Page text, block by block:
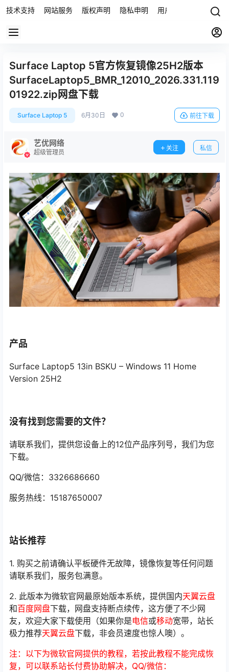
技术支持 网站服务 版权声明 隐私申明 用户协议 联系我们
Surface Laptop 5官方恢复镜像25H2版本
SurfaceLaptop5_BMR_12010_2026.331.119
01922.zip网盘下载
Surface Laptop 5 6月30日 0 前往下载
艺优网络
超级管理员
关注 私信
产品
Surface Laptop5 13in BSKU – Windows 11 Home
Version 25H2
没有找到您需要的文件？
请联系我们，提供您设备上的12位产品序列号，我们为您
下载。
QQ/微信：3326686660
服务热线：15187650007
站长推荐
1. 购买之前请确认平板硬件无故障，镜像恢复等任何问题
请联系我们，服务包满意。
2. 此版本为微软官网最原始版本系统，提供国内天翼云盘
和百度网盘下载，网盘支持断点续传，这方便了不少网
友，欢迎大家下载使用（如果你是电信或移动宽带，站长
极力推荐天翼云盘下载，非会员速度也惊人噢）。
注：以下为微软官网提供的教程，若按此教程不能完成恢
复，可以联系站长付费协助解决，QQ/微信：